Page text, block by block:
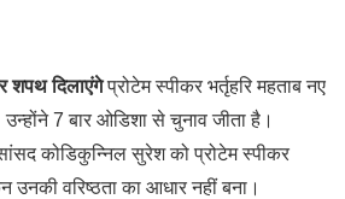
शपथ दिलाएंगेप्रोटेम स्पीकर भर्तृहरि महताब नए
7 बार ओडिशा से चुनाव जीता है।
कोडिकुन्निल सुरेश को प्रोटेम स्पीकर
उनकी वरिष्ठता का आधार नहीं बना।